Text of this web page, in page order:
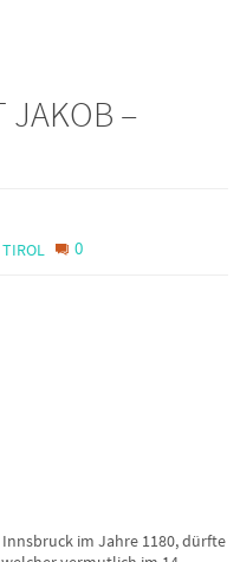
JAKOB –
TIROL 0
im Jahre 1180, dürfte